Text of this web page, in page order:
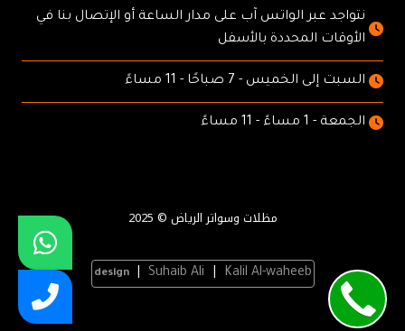
نتواجد عبر الواتس آب على مدار الساعة أو الإتصال بنا في
الأوقات المحددة بالأسفل
السبت إلى الخميس - 7 صباحًا - 11 مساءً
الجمعة - 1 مساءً - 11 مساءً
مظلات وسواتر الرياض © 2025
design Suhaib Ali Kalil Al-waheeb